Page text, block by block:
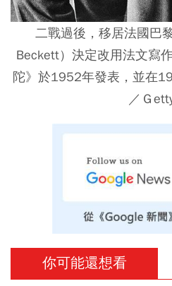
二戰過後，移居法國巴
Beckett）決定改用法文寫
陀》於1952年發表，並在
／Ｇetty
你可能還想看